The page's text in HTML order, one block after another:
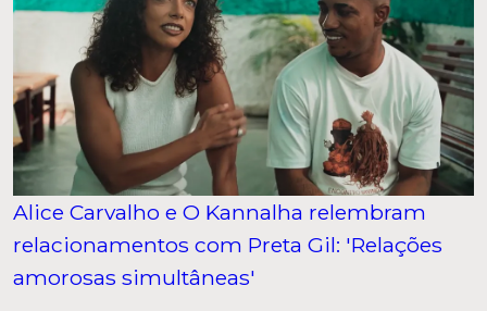
Alice Carvalho e O Kannalha relembram
relacionamentos com Preta Gil: 'Relações
amorosas simultâneas'